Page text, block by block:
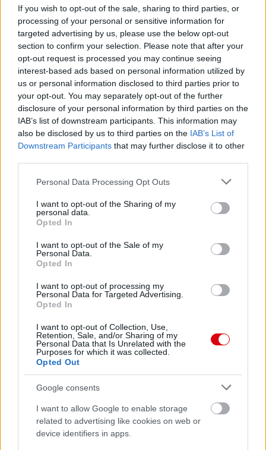
If you wish to opt-out of the sale, sharing to third parties, or
processing of your personal or sensitive information for
targeted advertising by us, please use the below opt-out
section to confirm your selection. Please note that after your
opt-out request is processed you may continue seeing
interest-based ads based on personal information utilized by
us or personal information disclosed to third parties prior to
your opt-out. You may separately opt-out of the further
disclosure of your personal information by third parties on the
IAB’s list of downstream participants. This information may
also be disclosed by us to third parties on the IAB’s List of
Downstream Participants that may further disclose it to other
Please note that this website/app uses one or more Google
not limited to your visit or usage behaviour. You may click to
grant or deny consent to Google and its third-party tags to
use your data for below specified purposes in below Google
consent section.
Personal Data Processing Opt Outs
I want to opt-out of the Sharing of my
personal data.
Opted In
I want to opt-out of the Sale of my
Personal Data.
Opted In
I want to opt-out of processing my
Personal Data for Targeted Advertising.
Opted In
I want to opt-out of Collection, Use,
Retention, Sale, and/or Sharing of my
Personal Data that Is Unrelated with the
Purposes for which it was collected.
Opted Out
Google consents
I want to allow Google to enable storage
related to advertising like cookies on web or
device identifiers in apps.
Meccs Center
Paris Saint-Germain
Manchester United
Felkészülési szezon 4. mérkőzés
Nya Ullevi, Göteborg
2026-08-08 17:00